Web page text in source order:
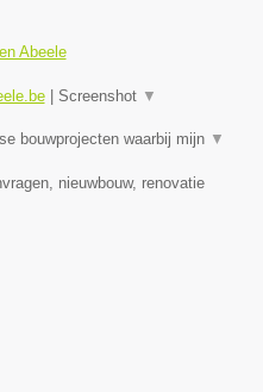
Abeele
| Screenshot ▼
bouwprojecten waarbij mijn ▼
nieuwbouw, renovatie